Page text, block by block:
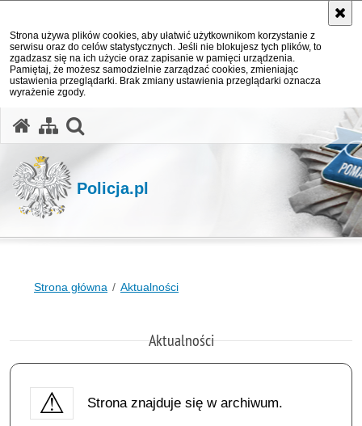
Strona używa plików cookies, aby ułatwić użytkownikom korzystanie z
serwisu oraz do celów statystycznych. Jeśli nie blokujesz tych plików, to
zgadzasz się na ich użycie oraz zapisanie w pamięci urządzenia.
Pamiętaj, że możesz samodzielnie zarządzać cookies, zmieniając
ustawienia przeglądarki. Brak zmiany ustawienia przeglądarki oznacza
wyrażenie zgody.
Policja.pl
Strona główna Aktualności
Aktualności
Strona znajduje się w archiwum.